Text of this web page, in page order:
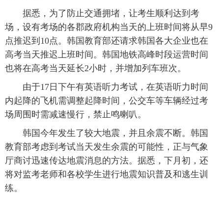
富媒体 摄影 新华广播
新华电视中文 新华电视英文 返回PC
据悉，为了防止交通拥堵，让考生顺利达到考
场，设有考场的各郡政府机构当天的上班时间将从早9
点推迟到10点。韩国教育部还请求韩国各大企业也在
高考当天推迟上班时间。韩国地铁高峰时段运营时间
也将在高考当天延长2小时，并增加列车班次。
由于17日下午有英语听力考试，在英语听力时间
内起降的飞机需调整起降时间，公交车等车辆经过考
场周围时需减速慢行，禁止鸣喇叭。
韩国今年发生了较大地震，并且余震不断。韩国
教育部考虑到考试当天发生余震的可能性，正与气象
厅商讨迅速传达地震消息的方法。据悉，下月初，还
将对监考老师和各校学生进行地震知识普及和逃生训
练。